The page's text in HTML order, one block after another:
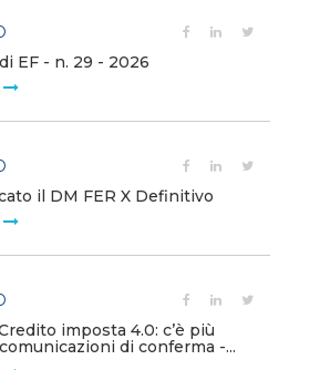
EF - n. 29 - 2026
il DM FER X Definitivo
imposta 4.0: c’è più
di conferma -...